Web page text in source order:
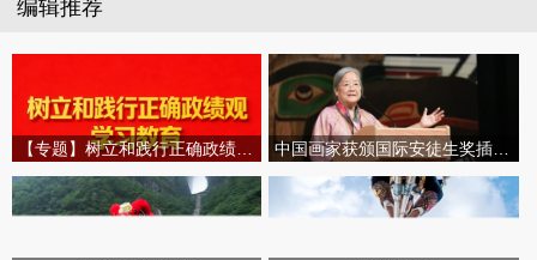
编辑推荐